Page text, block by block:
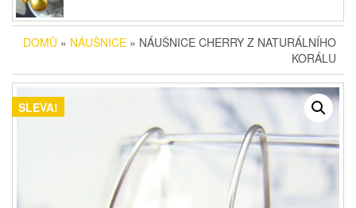
DOMŮ » NÁUŠNICE » NÁUŠNICE CHERRY Z NATURÁLNÍHO
KORÁLU
SLEVA!